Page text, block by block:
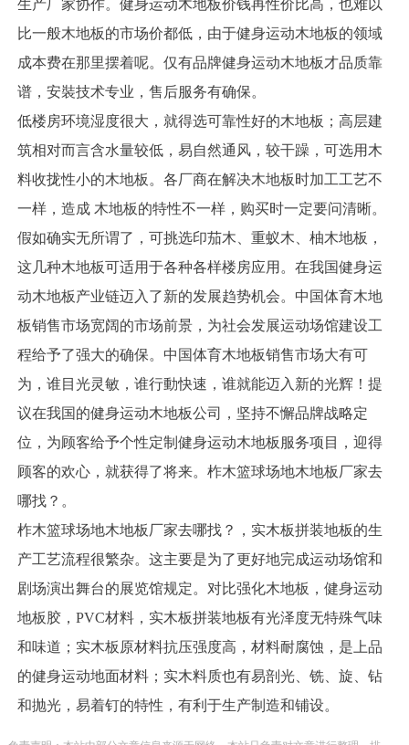
生产厂家协作。健身运动木地板价钱再性价比高，也难以
比一般木地板的市场价都低，由于健身运动木地板的领域
成本费在那里摆着呢。仅有品牌健身运动木地板才品质靠
谱，安裝技术专业，售后服务有确保。
低楼房环境湿度很大，就得选可靠性好的木地板；高层建
筑相对而言含水量较低，易自然通风，较干躁，可选用木
料收拢性小的木地板。各厂商在解决木地板时加工工艺不
一样，造成 木地板的特性不一样，购买时一定要问清晰。
假如确实无所谓了，可挑选印茄木、重蚁木、柚木地板，
这几种木地板可适用于各种各样楼房应用。在我国健身运
动木地板产业链迈入了新的发展趋势机会。中国体育木地
板销售市场宽阔的市场前景，为社会发展运动场馆建设工
程给予了强大的确保。中国体育木地板销售市场大有可
为，谁目光灵敏，谁行動快速，谁就能迈入新的光辉！提
议在我国的健身运动木地板公司，坚持不懈品牌战略定
位，为顾客给予个性定制健身运动木地板服务项目，迎得
顾客的欢心，就获得了将来。柞木篮球场地木地板厂家去
哪找？。
柞木篮球场地木地板厂家去哪找？，实木板拼装地板的生
产工艺流程很繁杂。这主要是为了更好地完成运动场馆和
剧场演出舞台的展览馆规定。对比强化木地板，健身运动
地板胶，PVC材料，实木板拼装地板有光泽度无特殊气味
和味道；实木板原材料抗压强度高，材料耐腐蚀，是上品
的健身运动地面材料；实木料质也有易剖光、铣、旋、钻
和抛光，易着钉的特性，有利于生产制造和铺设。